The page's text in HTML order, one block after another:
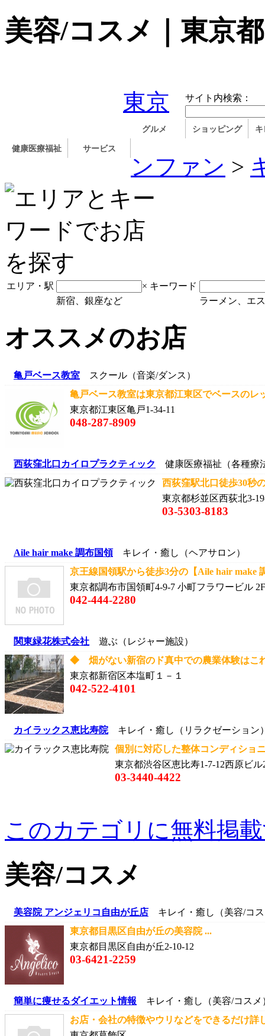
美容/コスメ｜東京
サイト内検索：
グルメ ショッピング
健康医療福祉 サービス
東京
ンファン >
エリア・駅 × キーワード
新宿、銀座など
ラーメン、エ
オススメのお店
亀戸ベース教室 スクール（音楽/ダンス）
亀戸ベース教室は東京都江東区でベースの
東京都江東区亀戸1-34-11
048-287-8909
西荻窪北口カイロプラクティック
健康医療福祉（各種療
西荻窪駅北口徒歩30秒
東京都杉並区西荻北3-
03-5303-8183
Aile hair make 調布国領キレイ・癒し（ヘアサロン）
京王線国領駅から徒歩3分の【Aile hair
東京都調布市国領町4-9-7 小町フラワービル 2F
042-444-2280
関東緑花株式会社 遊ぶ（レジャー施設）
◆ 畑がない新宿のド真中での農業体験はこ
東京都新宿区本塩町１－１
042-522-4101
カイラックス恵比寿院キレイ・癒し（リラクゼーション
個別に対応した整体コンディシ
東京都渋谷区恵比寿1-7-12西原ビル
03-3440-4422
このカテゴリに無料掲
美容/コスメ
美容院 アンジェリコ自由が丘店 キレイ・癒し（美容/コ
東京都目黒区自由が丘の美容院 ...
東京都目黒区自由が丘2-10-12
03-6421-2259
簡単に痩せるダイエット情報 キレイ・癒し（美容/コスメ
お店・会社の特徴やウリなどをできるだけ詳